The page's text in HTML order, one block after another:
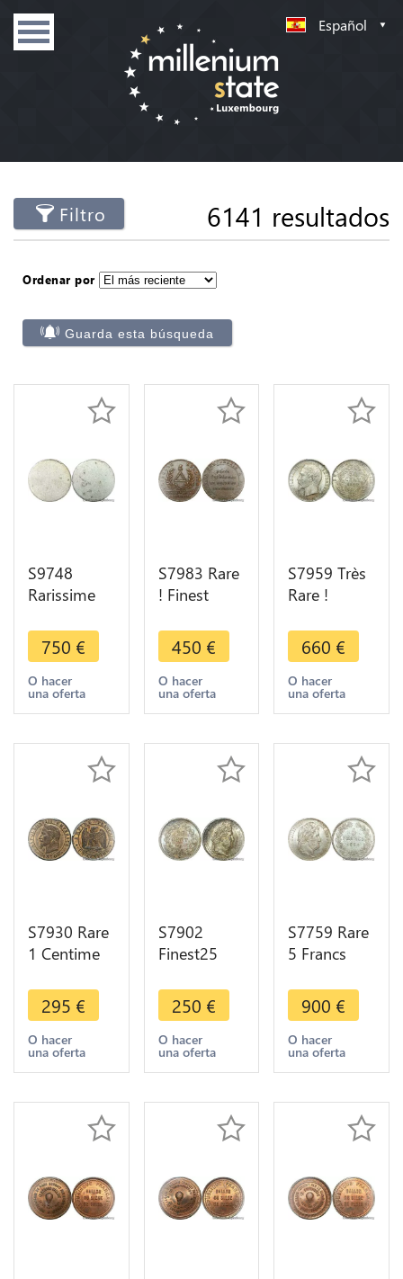
Español
Filtro 6141 resultados
Ordenar por
Guarda esta búsqueda
S9748
Rarissime
Franc Essai
uniface
1941 1942
Bazor
PCGS AU55
750 €
O hacer
una oferta
S7983 Rare
! Finest
au triangle
Brézin 1792
Paris PCGS
SP55
450 €
O hacer
una oferta
S7959 Très
Rare !
Centimes
Napoléon I
1860 BB
PCGS MS64
660 €
O hacer
una oferta
S7930 Rare
1 Centime
1870 A
Paris PCGS
MS63 RB ->
Faire Offre
295 €
O hacer
una oferta
S7902
Finest25
Louis-
Philippe I
1847 A
Paris PCGS
Argent
250 €
O hacer
una oferta
S7759 Rare
5 Francs
Philippe
1834 La
Rochelle
PCGS MS62
900 €
O hacer
una oferta